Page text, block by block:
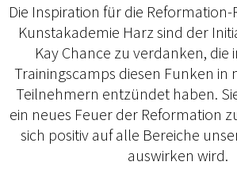
Die Inspiration für die
Kunstakademie Harz sind der
Kay Chance zu verdanken, die
Trainingscamps diesen Funken in
Teilnehmern entzündet haben.
ein neues Feuer der Reformation
sich positiv auf alle Bereiche
auswirken wird.